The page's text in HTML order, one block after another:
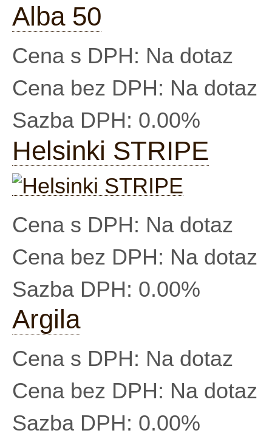
Alba 50
Cena s DPH: Na dotaz
Cena bez DPH: Na dotaz
Sazba DPH: 0.00%
Helsinki STRIPE
Cena s DPH: Na dotaz
Cena bez DPH: Na dotaz
Sazba DPH: 0.00%
Argila
Cena s DPH: Na dotaz
Cena bez DPH: Na dotaz
Sazba DPH: 0.00%